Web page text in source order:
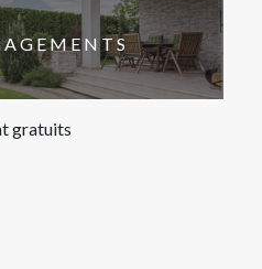
gratuits